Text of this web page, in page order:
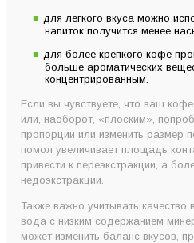
для легкого вкуса можно
напиток получится менее
для более крепкого кофе
больше ароматических
концентрированным.
Если вы чувствуете, что ваш
или, наоборот, «плоским»,
пропорции или изменить размер
помол увеличивает площадь
привести к переэкстракции, а
недоэкстракции.
Также важно учитывать качество
вода с низким содержанием
может изменить баланс вкусов,